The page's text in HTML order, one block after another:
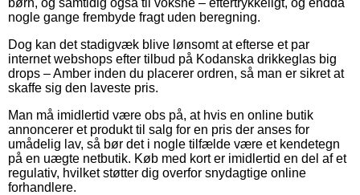
nogle gange frembyde fragt uden beregning.
Dog kan det stadigvæk blive lønsomt at efterse et par
internet webshops efter tilbud på Kodanska drikkeglas big
drops – Amber inden du placerer ordren, så man er sikret at
skaffe sig den laveste pris.
Man må imidlertid være obs på, at hvis en online butik
annoncerer et produkt til salg for en pris der anses for
umådelig lav, så bør det i nogle tilfælde være et kendetegn
på en uægte netbutik. Køb med kort er imidlertid en del af et
regulativ, hvilket støtter dig overfor snydagtige online
forhandlere.